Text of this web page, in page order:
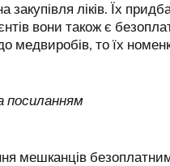
ліків. Їх
вони також є
медвиробів, то їх
посиланням
мешканців